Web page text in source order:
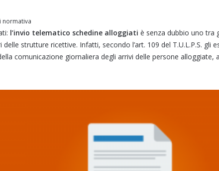
normativa
l’invio telematico schedine alloggiati è senza dubbio uno tra
delle strutture ricettive. Infatti, secondo l’art. 109 del T.U.L.P.S. gli
comunicazione giornaliera degli arrivi delle persone alloggiate,